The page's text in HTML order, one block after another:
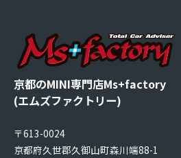
京都のMINI専門店Ms+factory
(エムズファクトリー)
〒613-0024
京都府久世郡久御山町森川端88-1